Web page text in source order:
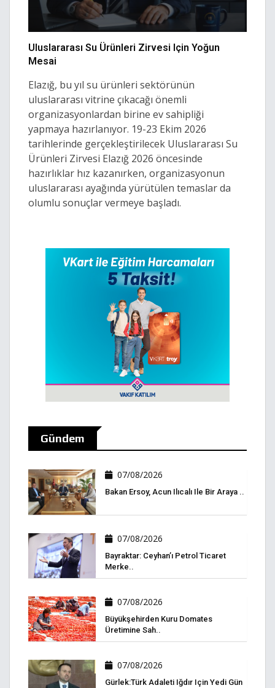
Uluslararası Su Ürünleri Zirvesi Için Yoğun
Mesai
Elazığ, bu yıl su ürünleri sektörünün
uluslararası vitrine çıkacağı önemli
organizasyonlardan birine ev sahipliği
yapmaya hazırlanıyor. 19-23 Ekim 2026
tarihlerinde gerçekleştirilecek Uluslararası Su
Ürünleri Zirvesi Elazığ 2026 öncesinde
hazırlıklar hız kazanırken, organizasyonun
uluslararası ayağında yürütülen temaslar da
olumlu sonuçlar vermeye başladı.
Gündem
07/08/2026
Bakan Ersoy, Acun Ilıcalı Ile Bir Araya ..
07/08/2026
Bayraktar: Ceyhan’ı Petrol Ticaret
Merke..
07/08/2026
Büyükşehirden Kuru Domates
Üretimine Sah..
07/08/2026
Gürlek:Türk Adaleti Iğdır Için Yedi Gün